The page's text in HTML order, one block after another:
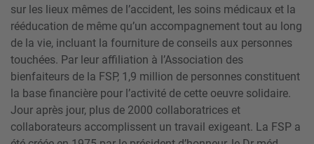
sur les lieux mêmes de l’accident, les soins médicaux et la
rééducation de même qu’un accompagnement tout au long
de la vie, incluant la fourniture de conseils aux personnes
touchées. Par leur affiliation à l’Association des
bienfaiteurs de la FSP, 1,9 million de personnes constituent
la base financière pour l’activité de cette oeuvre solidaire.
Jour après jour, plus de 2000 collaboratrices et
collaborateurs accomplissent un travail exigeant. La FSP a